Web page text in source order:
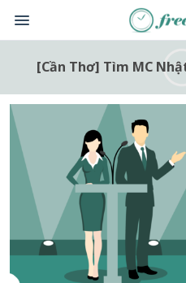
[Cần Thơ] Tìm MC